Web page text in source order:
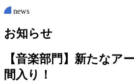
news
お知らせ
【音楽部門】新たなア
間入り！